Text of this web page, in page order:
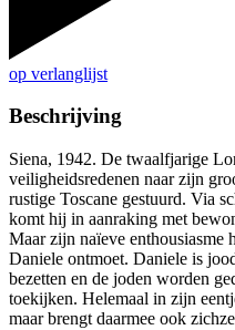
op verlanglijst
Beschrijving
Siena, 1942. De twaalfjarige
veiligheidsredenen naar zijn
rustige Toscane gestuurd. Via
komt hij in aanraking met
Maar zijn naïeve enthousiasme
Daniele ontmoet. Daniele is
bezetten en de joden worden
toekijken. Helemaal in zijn
maar brengt daarmee ook